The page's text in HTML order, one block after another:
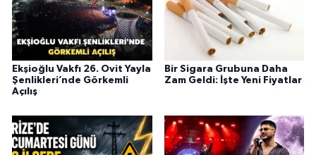
Ekşioğlu Vakfı 26. Ovit Yayla
Şenlikleri’nde Görkemli
Açılış
Bir Sigara Grubuna Daha
Zam Geldi: İşte Yeni Fiyatlar